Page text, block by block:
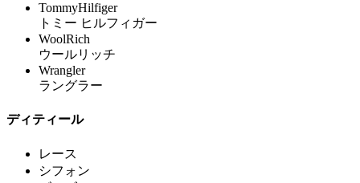
TommyHilfiger
トミー ヒルフィガー
WoolRich
ウールリッチ
Wrangler
ラングラー
ディティール
レース
シフォン